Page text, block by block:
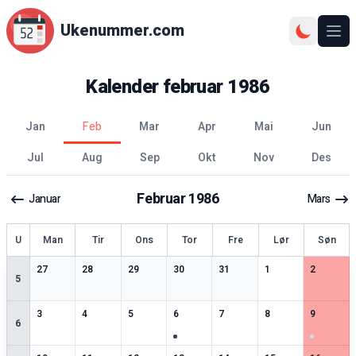
Ukenummer.com
Kalenderfebruar 1986
jan feb mar apr mai
jun
jul
aug sep okt nov des
Januar Februar1986 Mars
Uke Man Tir Ons Tor Fre Lør Søn
5
27
4spesielle datoer
28
3spesielle datoer
29
2spesielle datoer
30
2spesielle datoer
31
2spesielle datoer
13 spesielle datoer
2
2
6
3
2spesielle datoer
4
2spesielle datoer
5
2spesielle datoer
6
3spesielle datoer
7
2spesielle datoer
8
3spesielle datoer
9
3